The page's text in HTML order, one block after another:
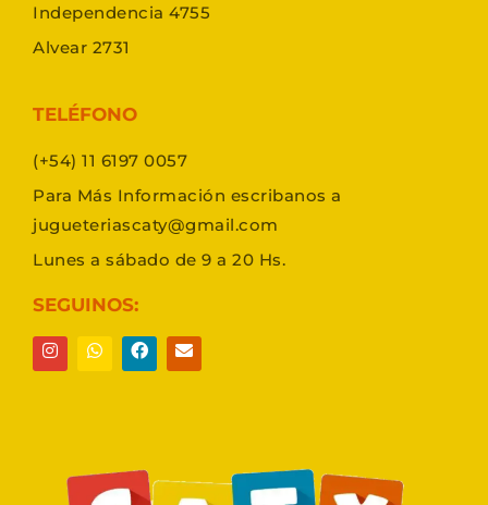
Independencia 4755
Alvear 2731
TELÉFONO
(+54) 11 6197 0057
Para Más Información escribanos a
jugueteriascaty@gmail.com
Lunes a sábado de 9 a 20 Hs.
SEGUINOS: